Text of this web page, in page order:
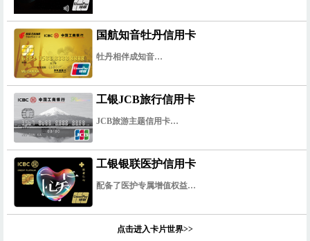
国航知音牡丹信用卡
牡丹相伴成知音…
工银JCB旅行信用卡
JCB旅游主题信用卡…
工银银联医护信用卡
配备了医护专属增值权益…
点击进入卡片世界>>